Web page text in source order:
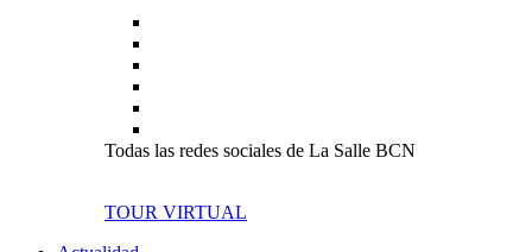
Todas las redes sociales de La Salle BCN
TOUR VIRTUAL